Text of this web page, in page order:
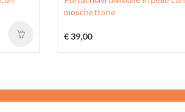
moschettone
€ 39,00